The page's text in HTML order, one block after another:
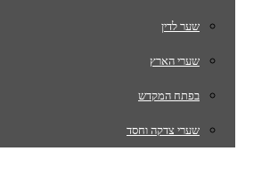
שער לדין
שערי הארץ
בפתח המקדש
שערי צדקה וחסד